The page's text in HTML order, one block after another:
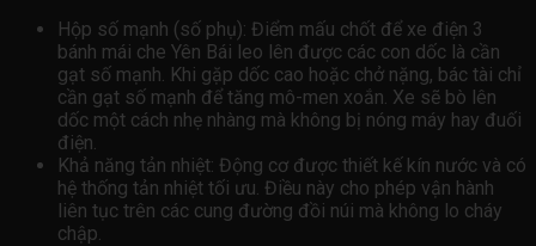
Hộp số mạnh (số phụ): Điểm mấu chốt để xe điện 3
bánh mái che Yên Bái leo lên được các con dốc là cần
gạt số mạnh. Khi gặp dốc cao hoặc chở nặng, bác tài chỉ
cần gạt số mạnh để tăng mô-men xoắn. Xe sẽ bò lên
dốc một cách nhẹ nhàng mà không bị nóng máy hay đuối
điện.
Khả năng tản nhiệt: Động cơ được thiết kế kín nước và có
hệ thống tản nhiệt tối ưu. Điều này cho phép vận hành
liên tục trên các cung đường đồi núi mà không lo cháy
chập.